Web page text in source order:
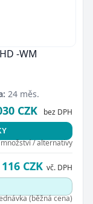
-WM
24 měs.
CZK bez DPH
/ alternativy
CZK vč. DPH
(běžná cena)